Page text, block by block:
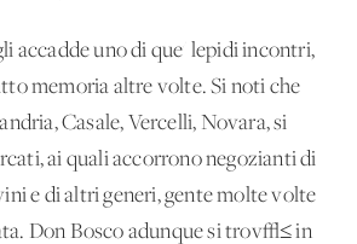
accadde uno di que' lepidi incontri,
memoria altre volte. Si noti che
Casale, Vercelli, Novara, si
ai quali accorrono negozianti di
e di altri generi, gente molte volte
Don Bosco adunque si trov√≤ in